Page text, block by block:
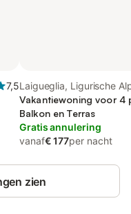
7,5Laigueglia, Ligurische
Vakantiewoning voor 4
Balkon en Terras
Gratis annulering
vanaf€ 177per nacht
zien